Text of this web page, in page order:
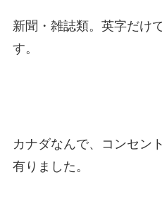
新聞・雑誌類。英字だけ
す。
カナダなんで、コンセン
有りました。